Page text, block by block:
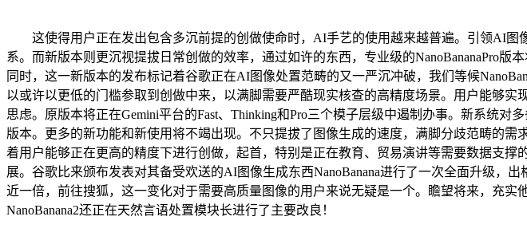
这使得用户正在发出包含多沉前提的创做使命时，AI手艺的使用越来越普遍。引领AI图
系。而新版本则更沉视提拔日常创做的效率，通过如许的东西，专业级的NanoBananaPro
同时，这一新版本的发布标记着谷歌正在AI图像处置范畴的又一严沉冲破，我们等候
以或许以更低的门槛参取到创做中来，以满脚需要严酷现实核查的高精度场景。用户能够
思虑。原版本将正在Gemini平台的Fast、Thinking和Pro三个模子层级中遏制办事。新系统
版本。更多的新功能和新使用将不竭出现。不只提拔了图像生成的速度，满脚分歧范畴的
着用户能够正在更高的精度下进行创做，起首，特别是正在教育、贸易演讲等需要数据支
展。谷歌比来颁布发表对其备受欢送的AI图像生成东西NanoBanana进行了一次全面升级，
近一倍，前往搜狐，这一变化对于需要高质量图像的用户来说无疑是一个。瞻望将来，充实
NanoBanana2还正在天然言语处置模块长进行了主要改良！